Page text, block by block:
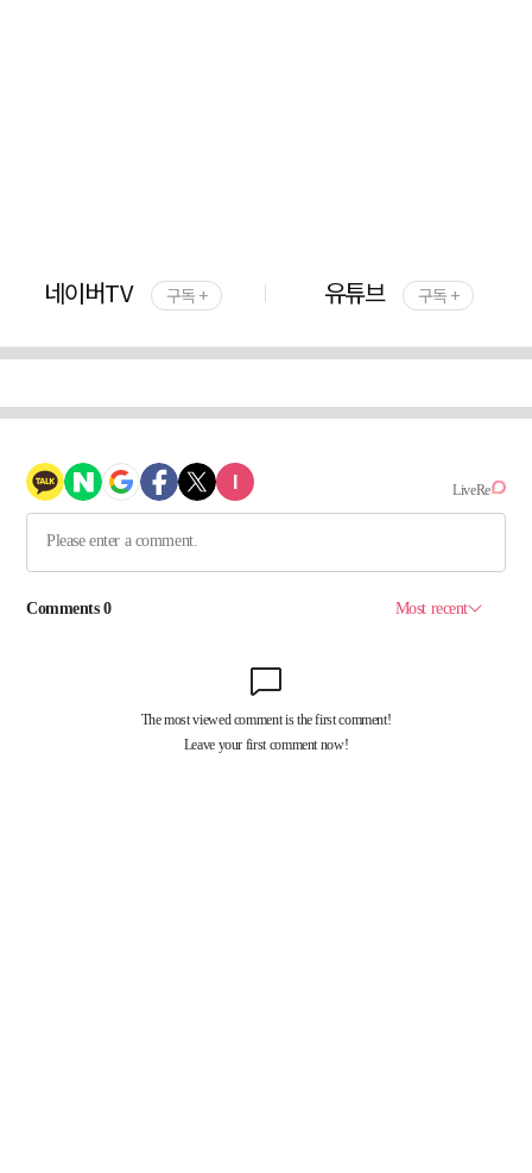
네이버TV 구독 + 유튜브 구독 +